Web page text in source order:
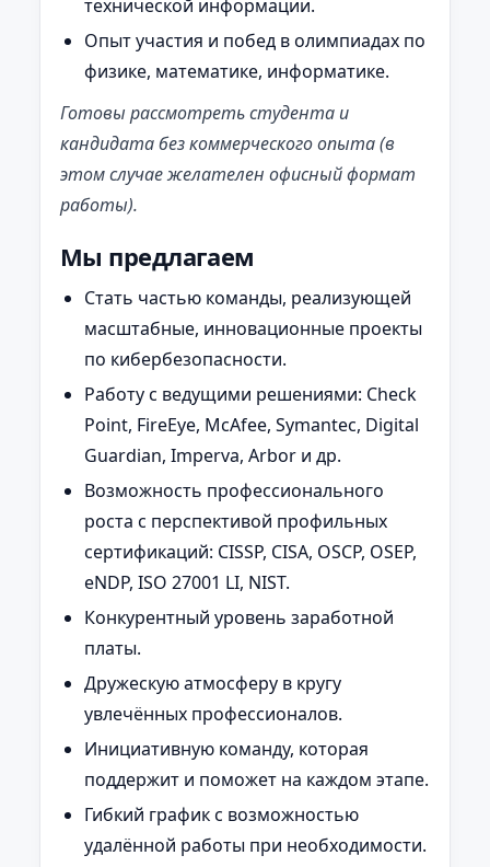
технической информации.
Опыт участия и побед в олимпиадах по
физике, математике, информатике.
Готовы рассмотреть студента и
кандидата без коммерческого опыта (в
этом случае желателен офисный формат
работы).
Мы предлагаем
Стать частью команды, реализующей
масштабные, инновационные проекты
по кибербезопасности.
Работу с ведущими решениями: Check
Point, FireEye, McAfee, Symantec, Digital
Guardian, Imperva, Arbor и др.
Возможность профессионального
роста с перспективой профильных
сертификаций: CISSP, CISA, OSCP, OSEP,
eNDP, ISO 27001 LI, NIST.
Конкурентный уровень заработной
платы.
Дружескую атмосферу в кругу
увлечённых профессионалов.
Инициативную команду, которая
поддержит и поможет на каждом этапе.
Гибкий график с возможностью
удалённой работы при необходимости.